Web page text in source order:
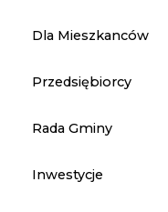
Dla Mieszkanców
Przedsiębiorcy
Rada Gminy
Inwestycje